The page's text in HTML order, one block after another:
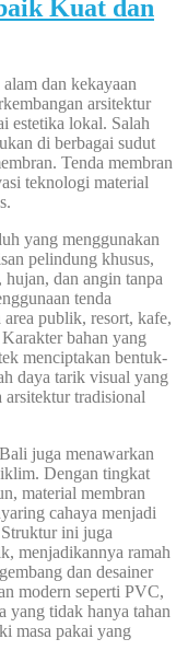
Kuat dan
dan kekayaan
arsitektur
estetika lokal. Salah
di berbagai sudut
Tenda membran
teknologi material
yang menggunakan
pelindung khusus,
hujan, dan angin tanpa
tenda
area publik, resort, kafe,
bahan yang
menciptakan bentuk-
daya tarik visual yang
arsitektur tradisional
juga menawarkan
Dengan tingkat
material membran
cahaya menjadi
ini juga
menjadikannya ramah
dan desainer
modern seperti PVC,
yang tidak hanya tahan
masa pakai yang